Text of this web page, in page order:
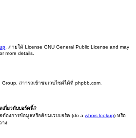
. ภายใต้ License GNU General Public License and may
more details.
สาารถเข้าชมเวบไซต์ได้ที่ phpbb.com.
กี่ยวกับบอร์ดนี้?
งการข้อมูลหรือติชมเวบบอร์ด (do a whois lookup) หรือ
าง